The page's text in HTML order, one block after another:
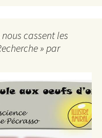
cassent les
» par